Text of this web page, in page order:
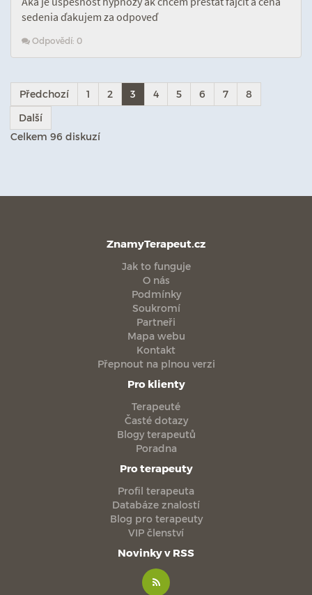
sedenia ďakujem za odpoveď
Odpovědí: 0
Předchozí 1 2 3 4 5 6 7
8
Další
Celkem 96 diskuzí
ZnamyTerapeut.cz
Jak to funguje
O nás
Podmínky
Soukromí
Partneři
Mapa webu
Kontakt
Přepnout na plnou verzi
Pro klienty
Terapeuté
Časté dotazy
Blogy terapeutů
Poradna
Pro terapeuty
Profil terapeuta
Databáze znalostí
Blog pro terapeuty
VIP členství
Novinky v RSS